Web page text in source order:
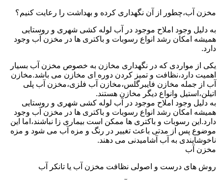
مخزن آب،چطور از آن نگهداری کرده و بهداشت را رعایت کنیم؟
به دلیل وجود املاح موجود در آب لوله کشی شهری و روستایی
همیشه امکان رشد انواع رسوبات و باکتری ها در مخزن آب وجود
دارد.
یکی از مواردی که در نگهداری مخازن به خصوص مخزن آب بسیار
اهمیت دارد،نظافت و تمیز کردن دوره ای مخازن می باشد.مخازن
آب از جمله مخازن فایبرگلس،مخازن آب فلزی،مخزن آب پلی
اتیلن،استیل وانواع دیگر مخازن هستند.
به دلیل وجود املاح موجود در آب لوله کشی شهری و روستایی
همیشه امکان رشد انواع رسوبات و باکتری ها در مخزن آب وجود
دارد.این رسوبات و باکتری ها ممکن است بیماری زا نباشند،اما این
موضوع پس از مدتی باعث تغییر در رنگ و مزه آب می شود و مزه
ناخوشایندی به آب آشامیدنی می دهند.
مخزن آب
روش های درست و اصولی نظافت مخزن آب یا تانکر آب